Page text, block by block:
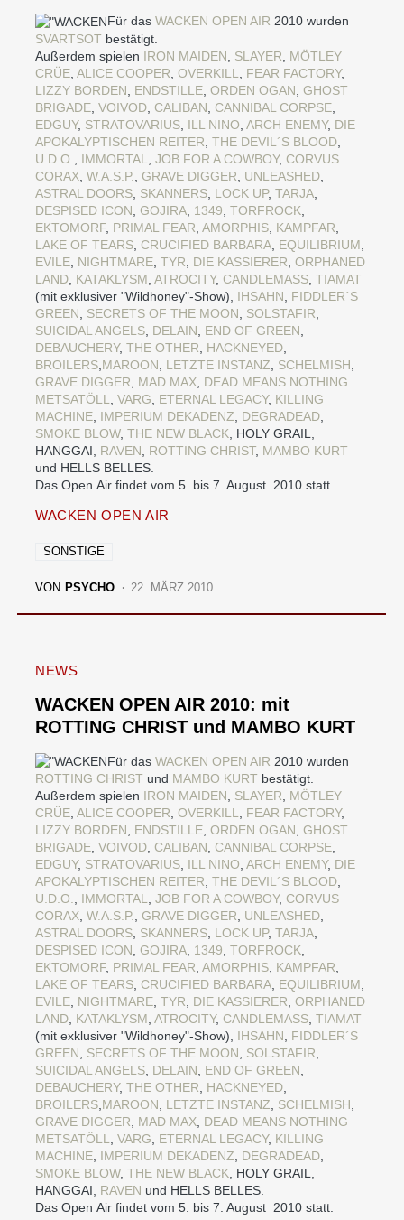
Für das WACKEN OPEN AIR 2010 wurden
SVARTSOT bestätigt.
Außerdem spielen IRON MAIDEN SLAYER
MÖTLEY
CRÜE ALICE COOPER OVERKILL FEAR FACTORY,
LIZZY BORDEN
ENDSTILLE ORDEN OGAN GHOST
BRIGADE VOIVOD CALIBAN CANNIBAL CORPSE
EDGUY, STRATOVARIUS ILL NINO ARCH ENEMY, DIE
APOKALYPTISCHEN REITER THE DEVIL´S BLOOD
U.D.O.
IMMORTAL JOB FOR A COWBOY, CORVUS
CORAX W.A.S.P. GRAVE DIGGER UNLEASHED
ASTRAL DOORS SKANNERS LOCK UP, TARJA
DESPISED ICON GOJIRA 1349 TORFROCK
EKTOMORF, PRIMAL FEAR AMORPHIS KAMPFAR
LAKE OF TEARS CRUCIFIED BARBARA EQUILIBRIUM
EVILE NIGHTMARE TYR DIE KASSIERER ORPHANED
LAND KATAKLYSM ATROCITY, CANDLEMASS TIAMAT
(mit exklusiver "Wildhoney"-Show), IHSAHN
FIDDLER´S
GREEN
SECRETS OF THE MOON SOLSTAFIR
SUICIDAL ANGELS DELAIN END OF GREEN
DEBAUCHERY, THE OTHER HACKNEYED
BROILERS MAROON LETZTE INSTANZ SCHELMISH
GRAVE DIGGER
MAD MAX DEAD MEANS NOTHING
METSATÖLL
VARG ETERNAL LEGACY, KILLING
MACHINE IMPERIUM DEKADENZ DEGRADEAD
SMOKE BLOW, THE NEW BLACK , HOLY GRAIL,
HANGGAI, RAVEN ROTTING CHRIST, MAMBO KURT
und HELLS BELLES.
Das Open Air findet vom 5. bis 7. August 2010 statt.
WACKEN OPEN AIR
SONSTIGE
VON PSYCHO 22. MÄRZ 2010
NEWS
WACKEN OPEN AIR 2010: mit
ROTTING CHRIST und MAMBO KURT
Für das WACKEN OPEN AIR 2010 wurden
ROTTING CHRIST und MAMBO KURT bestätigt.
Außerdem spielen IRON MAIDEN, SLAYER, MÖTLEY
CRÜE, ALICE COOPER, OVERKILL, FEAR FACTORY,
LIZZY BORDEN, ENDSTILLE, ORDEN OGAN, GHOST
BRIGADE, VOIVOD, CALIBAN, CANNIBAL CORPSE,
EDGUY, STRATOVARIUS, ILL NINO, ARCH ENEMY, DIE
APOKALYPTISCHEN REITER, THE DEVIL´S BLOOD,
U.D.O., IMMORTAL, JOB FOR A COWBOY, CORVUS
CORAX, W.A.S.P., GRAVE DIGGER, UNLEASHED,
ASTRAL DOORS, SKANNERS, LOCK UP, TARJA,
DESPISED ICON, GOJIRA, 1349, TORFROCK,
EKTOMORF, PRIMAL FEAR, AMORPHIS, KAMPFAR,
LAKE OF TEARS, CRUCIFIED BARBARA, EQUILIBRIUM,
EVILE, NIGHTMARE, TYR, DIE KASSIERER, ORPHANED
LAND, KATAKLYSM, ATROCITY, CANDLEMASS, TIAMAT
(mit exklusiver "Wildhoney"-Show), IHSAHN, FIDDLER´S
GREEN, SECRETS OF THE MOON, SOLSTAFIR,
SUICIDAL ANGELS, DELAIN, END OF GREEN,
DEBAUCHERY, THE OTHER, HACKNEYED,
BROILERS,MAROON, LETZTE INSTANZ, SCHELMISH,
GRAVE DIGGER, MAD MAX, DEAD MEANS NOTHING
METSATÖLL, VARG, ETERNAL LEGACY, KILLING
MACHINE, IMPERIUM DEKADENZ, DEGRADEAD,
SMOKE BLOW, THE NEW BLACK, HOLY GRAIL,
HANGGAI, RAVEN und HELLS BELLES.
Das Open Air findet vom 5. bis 7. August 2010 statt.